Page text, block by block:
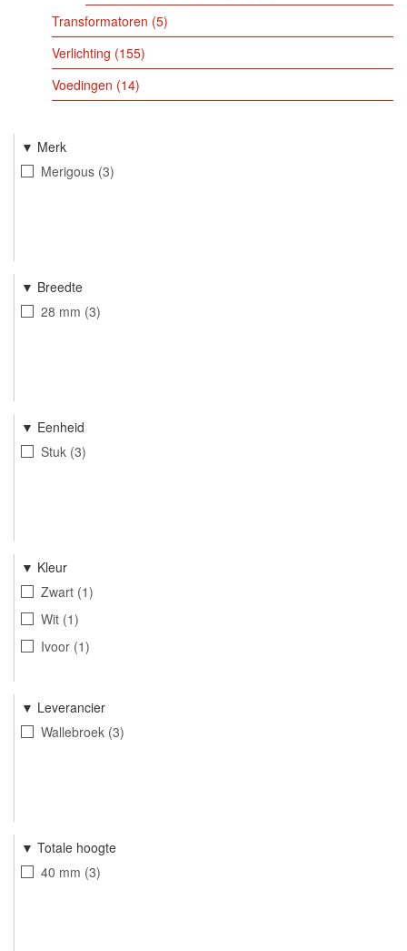
Transformatoren 5
Verlichting 155
Voedingen 14
Merk
Merigous 3
Breedte
28 mm 3
Eenheid
Stuk 3
Kleur
Zwart 1
Wit 1
Ivoor 1
Leverancier
Wallebroek 3
Totale hoogte
40 mm 3